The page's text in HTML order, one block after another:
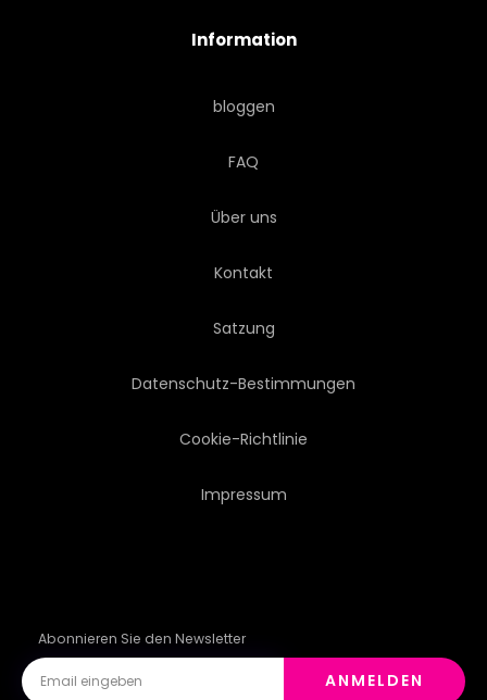
Information
bloggen
FAQ
Über uns
Kontakt
Satzung
Datenschutz-Bestimmungen
Cookie-Richtlinie
Impressum
Abonnieren Sie den Newsletter
ANMELDEN